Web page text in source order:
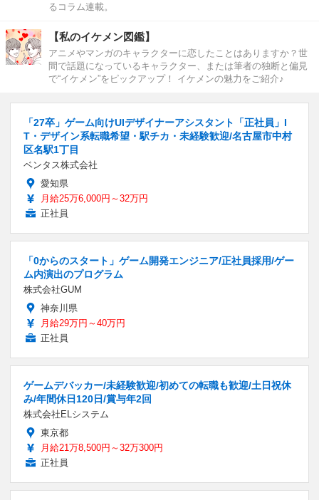
るコラム連載。
【私のイケメン図鑑】
アニメやマンガのキャラクターに恋したことはありますか？世
間で話題になっているキャラクター、または筆者の独断と偏見
で“イケメン”をピックアップ！ イケメンの魅力をご紹介♪
「27卒」ゲーム向けUIデザイナーアシスタント「正社員」I
T・デザイン系転職希望・駅チカ・未経験歓迎/名古屋市中村
区名駅1丁目
ベンタス株式会社
愛知県
月給25万6,000円～32万円
正社員
「0からのスタート」ゲーム開発エンジニア/正社員採用/ゲー
ム内演出のプログラム
株式会社GUM
神奈川県
月給29万円～40万円
正社員
ゲームデバッカー/未経験歓迎/初めての転職も歓迎/土日祝休
み/年間休日120日/賞与年2回
株式会社ELシステム
東京都
月給21万8,500円～32万300円
正社員